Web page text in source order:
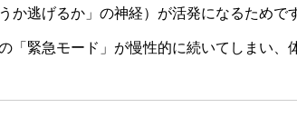
か逃げるか」の神経）が活発になるため
「緊急モード」が慢性的に続いてしまい、